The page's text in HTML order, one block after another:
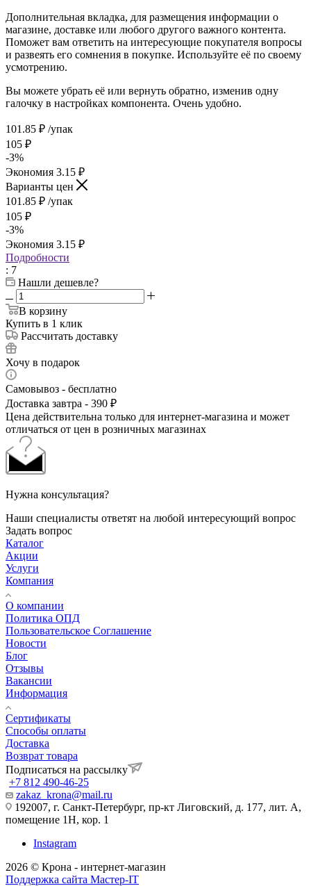
Дополнительная вкладка, для размещения информации о
магазине, доставке или любого другого важного контента.
Поможет вам ответить на интересующие покупателя вопросы
и развеять его сомнения в покупке. Используйте её по своему
усмотрению.
Вы можете убрать её или вернуть обратно, изменив одну
галочку в настройках компонента. Очень удобно.
101.85 ₽ /упак
105 ₽
-3%
Экономия 3.15 ₽
Варианты цен
101.85 ₽ /упак
105 ₽
-3%
Экономия 3.15 ₽
Подробности
: 7
Нашли дешевле?
В корзину
Купить в 1 клик
Рассчитать доставку
Хочу в подарок
Самовывоз - бесплатно
Доставка завтра - 390 ₽
Цена действительна только для интернет-магазина и может
отличаться от цен в розничных магазинах
Нужна консультация?
Наши специалисты ответят на любой интересующий вопрос
Задать вопрос
Каталог
Акции
Услуги
Компания
О компании
Политика ОПД
Пользовательское Соглашение
Новости
Блог
Отзывы
Вакансии
Информация
Сертификаты
Способы оплаты
Доставка
Возврат товара
Подписаться на рассылку
+7 812 490-46-25
zakaz_krona@mail.ru
192007, г. Санкт-Петербург, пр-кт Лиговский, д. 177, лит. А,
помещение 1Н, кор. 1
Instagram
2026 © Крона - интернет-магазин
Поддержка сайта Мастер-IT